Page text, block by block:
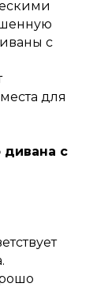
с
для
с